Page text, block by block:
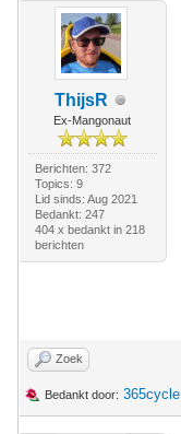
ThijsR
Ex-Mangonaut
Berichten: 372
Topics: 9
Lid sinds: Aug 2021
Bedankt: 247
404 x bedankt in 218
berichten
Zoek
Bedankt door: 365cycle